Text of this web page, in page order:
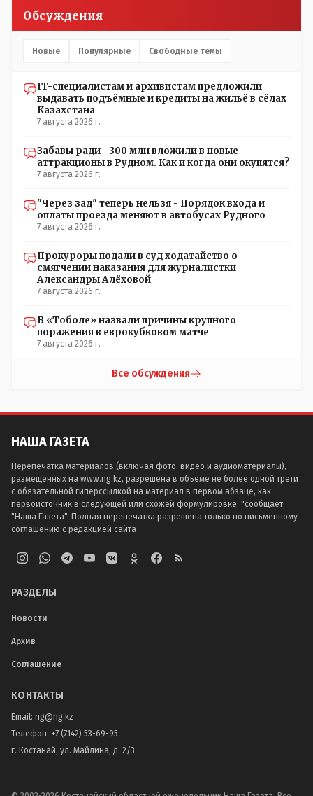
Обсуждения
Новые Популярные Свободные темы
IT-специалистам и архивистам предложили
выдавать подъёмные и кредиты на жильё в сёлах
Казахстана
7 августа 2026 г.
Забавы ради - 300 млн вложили в новые
аттракционы в Рудном. Как и когда они окупятся?
7 августа 2026 г.
"Через зад" теперь нельзя - Порядок входа и
оплаты проезда меняют в автобусах Рудного
7 августа 2026 г.
Прокуроры подали в суд ходатайство о
смягчении наказания для журналистки
Александры Алёховой
7 августа 2026 г.
В «Тоболе» назвали причины крупного
поражения в еврокубковом матче
7 августа 2026 г.
Все обсуждения
НАША ГАЗЕТА
Перепечатка материалов (включая фото, видео и аудиоматериалы),
размещенных на www.ng.kz, разрешена в объеме не более одной трети
с обязательной гиперссылкой на материал в первом абзаце, как
первоисточник в следующей или схожей формулировке: "сообщает
"Наша Газета". Полная перепечатка разрешена только по письменному
соглашению с редакцией сайта
РАЗДЕЛЫ
Новости
Архив
Соглашение
КОНТАКТЫ
Email: ng@ng.kz
Телефон: +7 (7142) 53-69-95
г. Костанай, ул. Майлина, д. 2/3